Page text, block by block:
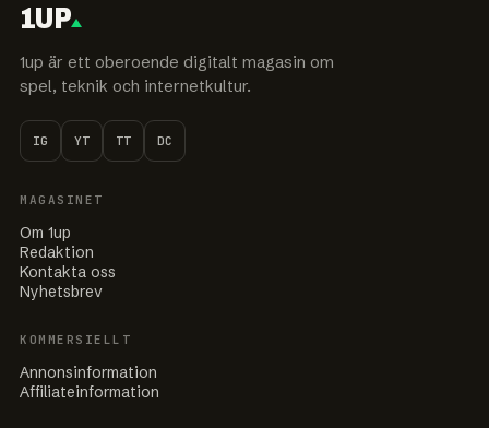
1UP
1up är ett oberoende digitalt magasin om
spel, teknik och internetkultur.
IG YT TT DC
MAGASINET
Om 1up
Redaktion
Kontakta oss
Nyhetsbrev
KOMMERSIELLT
Annonsinformation
Affiliateinformation